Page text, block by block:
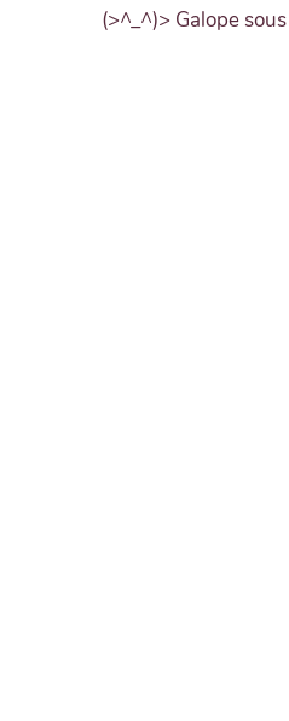
(>^_^)> Galope sous